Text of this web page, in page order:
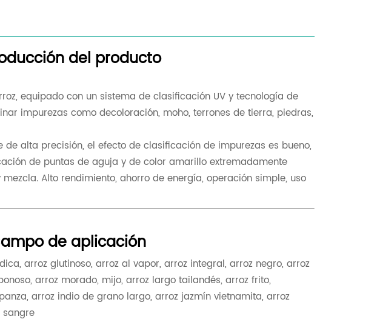
del producto
equipado con un sistema de clasificación UV y tecnología de
impurezas como decoloración, moho, terrones de tierra, piedras,
alta precisión, el efecto de clasificación de impurezas es bueno,
de puntas de aguja y de color amarillo extremadamente
Alto rendimiento, ahorro de energía, operación simple, uso
de aplicación
arroz glutinoso, arroz al vapor, arroz integral, arroz negro, arroz
arroz morado, mijo, arroz largo tailandés, arroz frito,
arroz indio de grano largo, arroz jazmín vietnamita, arroz